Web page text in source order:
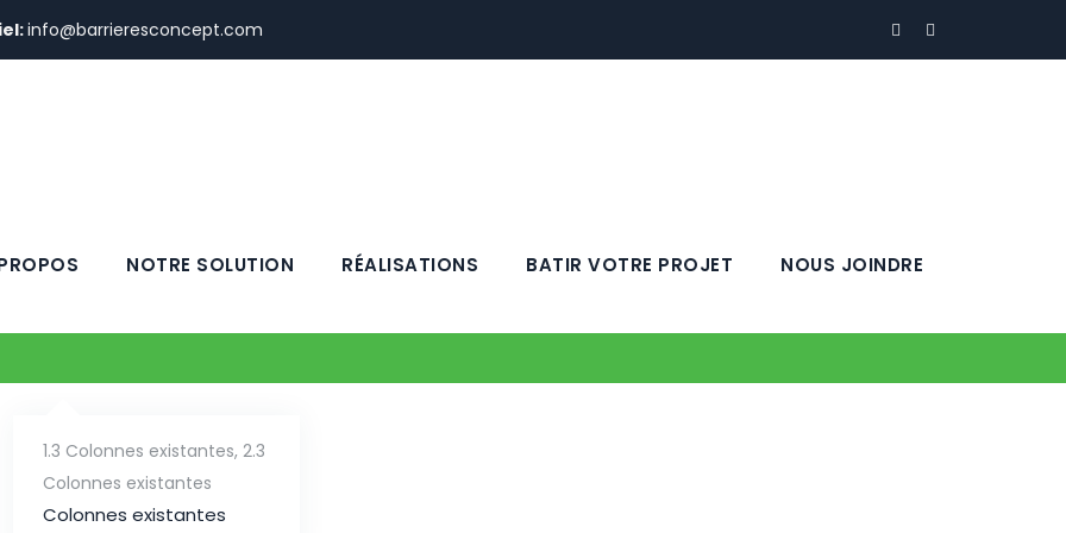
info@barrieresconcept.com
NOTRE SOLUTION RÉALISATIONS BATIR VOTRE PROJET NOUS JOINDRE
1.3 Colonnes existantes, 2.3
Colonnes existantes
Colonnes existantes